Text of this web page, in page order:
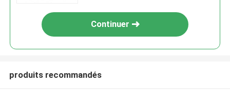
Continuer
produits recommandés